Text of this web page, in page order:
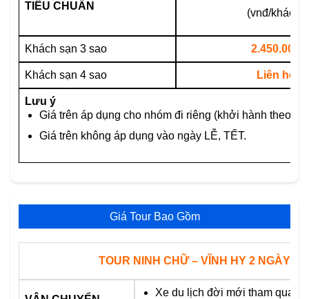
TIÊU CHUẨN
(vnđ/khách)
Khách sạn 3 sao 2.450.000
Khách sạn 4 sao Liên hệ
Lưu ý
Giá trên áp dụng cho nhóm đi riêng (khởi hành theo
Giá trên không áp dụng vào ngày LỄ, TẾT.
Giá Tour Bao Gồm
TOUR NINH CHỮ – VĨNH HY 2 NGÀY 1
Xe du lịch đời mới tham quan